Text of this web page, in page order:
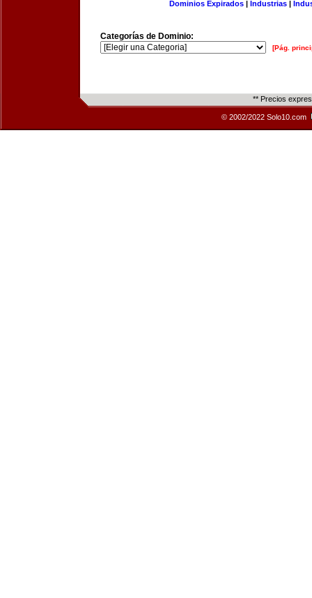
Dominios Expirados | Industrias |
Categorías de Dominio:
[Pág.
** Precios
© 2002/2022 Solo10.com